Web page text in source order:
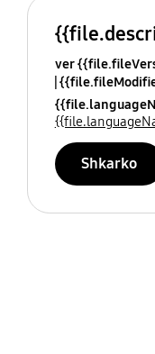
ver
Shkarko